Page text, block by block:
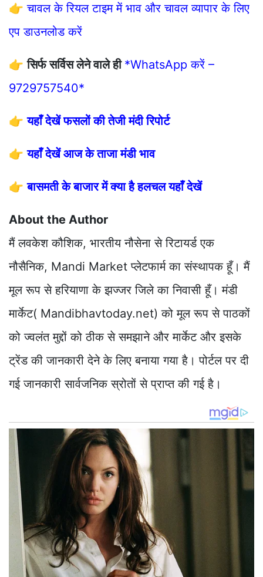
👉चावल के रियल टाइम में भाव और चावल व्यापार के लिए
एप डाउनलोड करें
👉सिर्फ सर्विस लेने वाले ही *WhatsApp करें –
9729757540*
👉यहाँ देखें फसलों की तेजी मंदी रिपोर्ट
👉यहाँ देखें आज के ताजा मंडी भाव
👉बासमती के बाजार में क्या है हलचल यहाँ देखें
About the Author
मैं लवकेश कौशिक, भारतीय नौसेना से रिटायर्ड एक
नौसैनिक, Mandi Market प्लेटफार्म का संस्थापक हूँ। मैं
मूल रूप से हरियाणा के झज्जर जिले का निवासी हूँ। मंडी
मार्केट( Mandibhavtoday.net) को मूल रूप से पाठकों
को ज्वलंत मुद्दों को ठीक से समझाने और मार्केट और इसके
ट्रेंड की जानकारी देने के लिए बनाया गया है। पोर्टल पर दी
गई जानकारी सार्वजनिक स्रोतों से प्राप्त की गई है।